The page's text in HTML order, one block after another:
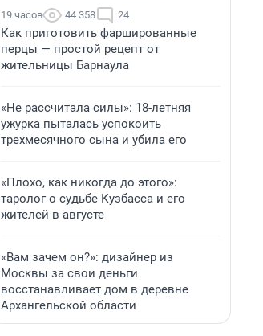
19 часов 44 358 24
Как приготовить фаршированные
перцы — простой рецепт от
жительницы Барнаула
«Не рассчитала силы»: 18-летняя
ужурка пыталась успокоить
трехмесячного сына и убила его
«Плохо, как никогда до этого»:
таролог о судьбе Кузбасса и его
жителей в августе
«Вам зачем он?»: дизайнер из
Москвы за свои деньги
восстанавливает дом в деревне
Архангельской области